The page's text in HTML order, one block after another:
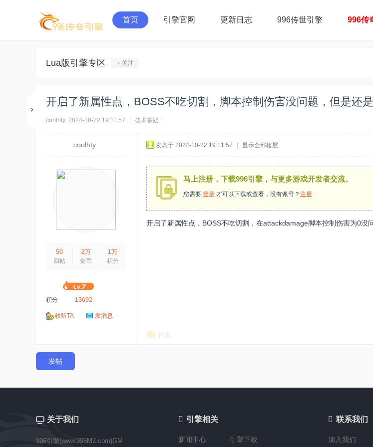
首页 引擎官网 更新日志 996传世引擎 996传
Lua版引擎专区 ＋关注
开启了新属性点，BOSS不吃切割，脚本控制伤害没问题，但是还
coolhty 2024-10-22 19:11:57 技术答疑
coolhty
50
回帖
2万
金币
1万
积分
积分 13692
收听TA 发消息
发表于 2024-10-22 19:11:57 显示全部楼层
马上注册，下载996引擎，与更多游戏开发者交流。
您需要 登录 才可以下载或查看，没有账号？ 注册
开启了新属性点，BOSS不吃切割，在attackdamage脚本控制伤害为0没
回复
发帖
关于我们
996引擎(www.996M2.com)GM
 引擎相关
新闻中心 引擎下载
 联系我们
加入我们